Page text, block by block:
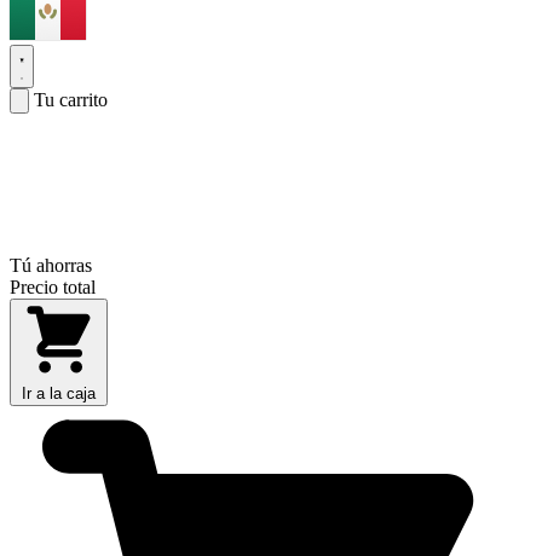
Tu carrito
Tú ahorras
Precio total
Ir a la caja